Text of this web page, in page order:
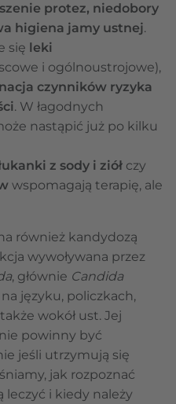
protez, niedobory
higiena jamy ustnej.
się leki
i ogólnoustrojowe),
czynników ryzyka
. W łagodnych
nastąpić już po kilku
z sody i ziół czy
wspomagają terapię, ale
również kandydozą
wywoływana przez
, głównie Candida
języku, policzkach,
wokół ust. Jej
powinny być
jeśli utrzymują się
jak rozpoznać
leczyć i kiedy należy